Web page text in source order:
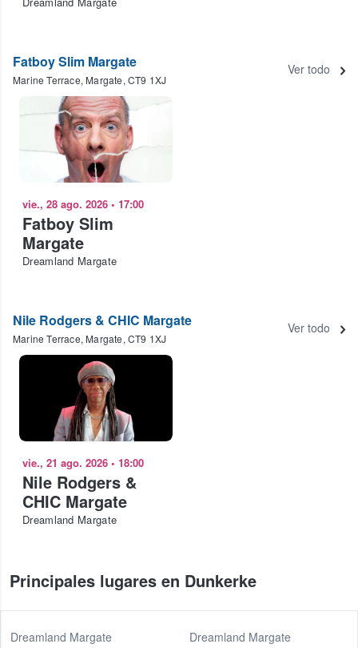
Fatboy Slim Margate
Marine Terrace, Margate, CT9 1XJ
Ver todo
vie., 28 ago. 2026 • 17:00
Fatboy Slim
Margate
Dreamland Margate
Nile Rodgers & CHIC Margate
Marine Terrace, Margate, CT9 1XJ
Ver todo
vie., 21 ago. 2026 • 18:00
Nile Rodgers &
CHIC Margate
Dreamland Margate
Principales lugares en Dunkerke
Dreamland Margate
Dreamland Margate